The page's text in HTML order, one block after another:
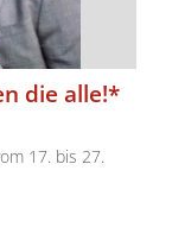
die alle!*
17. bis 27.